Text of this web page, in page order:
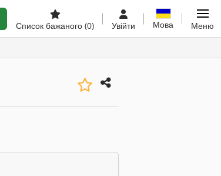
Список бажаного (0) Увійти Мова Меню